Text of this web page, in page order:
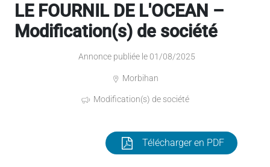
LE FOURNIL DE L'OCEAN –
Modification(s) de société
Annonce publiée le 01/08/2025
Morbihan
Modification(s) de société
Télécharger en PDF